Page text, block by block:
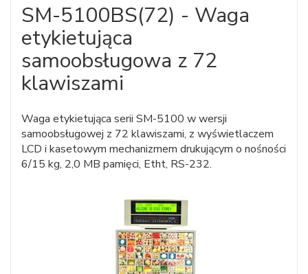
SM-5100BS(72) - Waga
etykietująca
samoobsługowa z 72
klawiszami
Waga etykietująca serii SM-5100 w wersji
samoobsługowej z 72 klawiszami, z wyświetlaczem
LCD i kasetowym mechanizmem drukującym o nośności
6/15 kg, 2,0 MB pamięci, Etht, RS-232.